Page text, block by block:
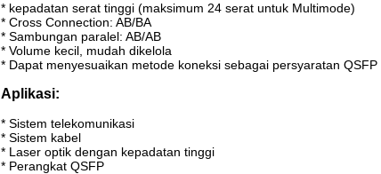
* kepadatan serat tinggi (maksimum 24 serat untuk Multimode)
* Cross Connection: AB/BA
* Sambungan paralel: AB/AB
* Volume kecil, mudah dikelola
* Dapat menyesuaikan metode koneksi sebagai persyaratan QSFP
Aplikasi:
* Sistem telekomunikasi
* Sistem kabel
* Laser optik dengan kepadatan tinggi
* Perangkat QSFP